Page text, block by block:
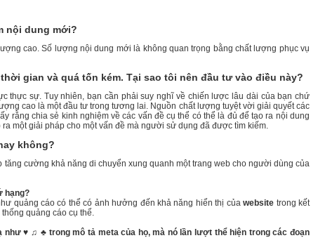
nội dung mới?
cao. Số lượng nội dung mới là không quan trọng bằng chất lượng phục vụ
gian và quá tốn kém. Tại sao tôi nên đầu tư vào điều này?
thực sự. Tuy nhiên, bạn cần phải suy nghĩ về chiến lược lâu dài của bạn chứ
cao là một đầu tư trong tương lai. Nguồn chất lượng tuyệt vời giải quyết các
rằng chia sẻ kinh nghiệm về các vấn đề cụ thể có thể là đủ để tạo ra nội dung
một giải pháp cho một vấn đề mà người sử dụng đã được tìm kiếm.
không?
cường khả năng di chuyển xung quanh một trang web cho người dùng của
hạng?
quảng cáo có thể có ảnh hưởng đến khả năng hiển thị củawebsite trong kết
quảng cáo cụ thể.
♥ ♫ ♣ trong mô tả meta của họ, mà nó lần lượt thể hiện trong các đoạn